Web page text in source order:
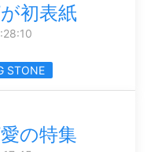
初表紙
STONE
の特集